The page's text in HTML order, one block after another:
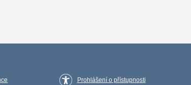
Prohlášení o přístupnosti